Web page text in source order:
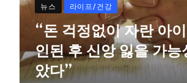
뉴스 라이프/건강
“돈 걱정없이 자란 아
인된 후 신앙 잃을 가능
았다”